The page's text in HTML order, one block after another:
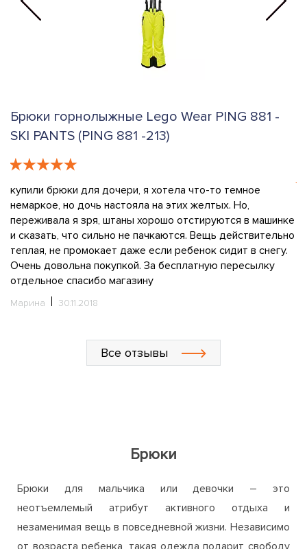
-
Брюки горнолыжные HI-TEC DARIN JRB
(DARIN JRB-IRON GATE MELANGE/MICRO
CHIP)
Выбрали брюки сыну через интернет. С размером
не угадали, спасибо менеджеру, проконсультировал,
объяснил все. посылку получили довольно быстро.
Штанишками сын доволен, действительно теплые,
непромокаемые, все швы с защитой
Светлана
Все отзывы
Брюки
Брюки для мальчика или девочки – это
неотъемлемый атрибут активного отдыха и
незаменимая вещь в повседневной жизни. Независимо
от возраста ребенка, такая одежда подарит свободу